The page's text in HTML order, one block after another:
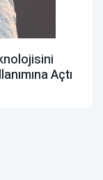
Açtı